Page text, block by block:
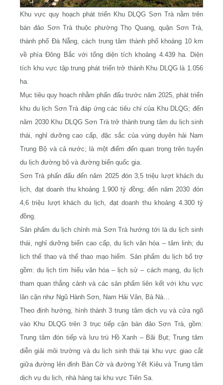
Khu vực quy hoạch phát triển Khu DLQG Sơn Trà nằm trên
bán đảo Sơn Trà thuộc phường Thọ Quang, quận Sơn Trà,
thành phố Đà Nẵng, cách trung tâm thành phố khoảng 10 km
về phía Đông Bắc với tổng diện tích khoảng 4.439 ha. Diện
tích khu vực tập trung phát triển trở thành Khu DLQG là 1.056
ha.
Mục tiêu quy hoạch nhằm phấn đấu trước năm 2025, phát triển
khu du lịch Sơn Trà đáp ứng các tiêu chí của Khu DLQG; đến
năm 2030 Khu DLQG Sơn Trà trở thành trung tâm du lịch sinh
thái, nghỉ dưỡng cao cấp, đặc sắc của vùng duyên hải Nam
Trung Bộ và cả nước; là một điểm đến quan trọng trên tuyến
du lịch đường bộ và đường biển quốc gia.
Sơn Trà phấn đấu đến năm 2025 đón 3,5 triệu lượt khách du
lịch, đạt doanh thu khoảng 1.900 tỷ đồng; đến năm 2030 đón
4,6 triệu lượt khách du lịch, đạt doanh thu khoảng 4.300 tỷ
đồng.
Sản phẩm du lịch chính mà Sơn Trà hướng tới là du lịch sinh
thái, nghỉ dưỡng biển cao cấp, du lịch văn hóa – tâm linh; du
lịch thể thao và thể thao mạo hiểm. Sản phẩm du lịch bổ trợ
gồm: du lịch tìm hiểu văn hóa – lịch sử – cách mạng, du lịch
tham quan thắng cảnh và các sản phẩm liên kết với khu vực
lân cận như Ngũ Hành Sơn, Nam Hải Vân, Bà Nà…
Theo định hướng, hình thành 3 trung tâm dịch vụ và cửa ngõ
vào Khu DLQG trên 3 trục tiếp cận bán đảo Sơn Trà, gồm:
Trung tâm đón tiếp và lưu trú Hồ Xanh – Bãi Bụt; Trung tâm
diễn giải môi trường và du lịch sinh thái tại khu vực giao cắt
giữa đường lên đỉnh Bàn Cờ và đường Yết Kiêu và Trung tâm
dịch vụ du lịch, nhà hàng tại khu vực Tiên Sa.